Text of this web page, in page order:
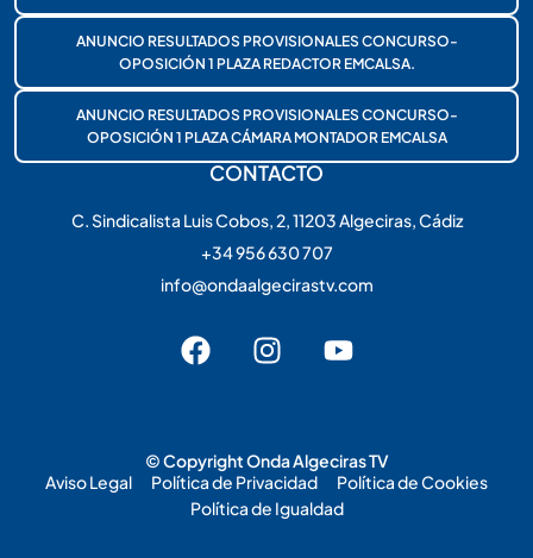
ANUNCIO RESULTADOS PROVISIONALES CONCURSO-
OPOSICIÓN 1 PLAZA REDACTOR EMCALSA.
ANUNCIO RESULTADOS PROVISIONALES CONCURSO-
OPOSICIÓN 1 PLAZA CÁMARA MONTADOR EMCALSA
CONTACTO
C. Sindicalista Luis Cobos, 2, 11203 Algeciras, Cádiz
+34 956 630 707
info@ondaalgecirastv.com
© Copyright Onda Algeciras TV
Aviso Legal
Política de Privacidad
Política de Cookies
Política de Igualdad